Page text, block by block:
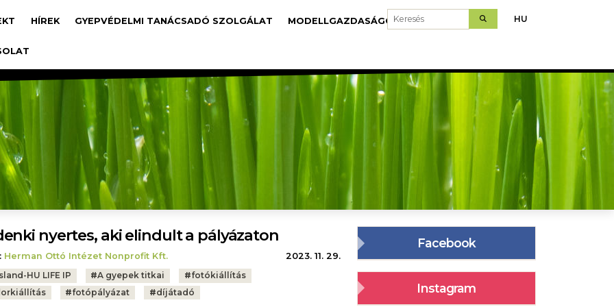
HÍREK GYEPVÉDELMI TANÁCSADÓ SZOLGÁLAT MODELLGAZDASÁGOK LETÖLTÉS
Keresés HU
nyertes, aki elindult a pályázaton
Herman Ottó Intézet Nonprofit Kft.
2023. 11. 29.
HU LIFE IP #A gyepek titkai #fotókiállítás
#fotópályázat #díjátadó
Facebook
Instagram